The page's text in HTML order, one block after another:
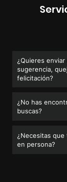
¿Quieres enviar
sugerencia,
felicitación?
¿No has
buscas?
¿Necesitas que
en persona?